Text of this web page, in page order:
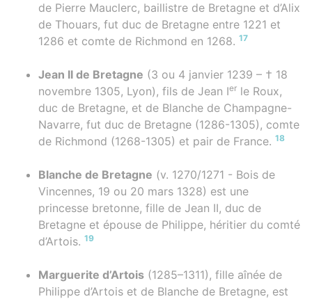
de Pierre Mauclerc, baillistre de Bretagne et d’Alix
de Thouars, fut duc de Bretagne entre 1221 et
1286 et comte de Richmond en 1268. 17
Jean II de Bretagne (3 ou 4 janvier 1239 – † 18
novembre 1305, Lyon), fils de Jean Ier le Roux,
duc de Bretagne, et de Blanche de Champagne-
Navarre, fut duc de Bretagne (1286-1305), comte
de Richmond (1268-1305) et pair de France. 18
Blanche de Bretagne (v. 1270/1271 - Bois de
Vincennes, 19 ou 20 mars 1328) est une
princesse bretonne, fille de Jean II, duc de
Bretagne et épouse de Philippe, héritier du comté
d’Artois. 19
Marguerite d’Artois (1285–1311), fille aînée de
Philippe d’Artois et de Blanche de Bretagne, est